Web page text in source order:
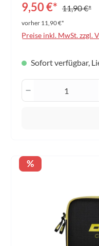
9,50 €* 11,90 €*
vorher 11,90 €*
Preise inkl. MwSt. zzgl.
Sofort verfügbar,
Produkt
Rabatt
%